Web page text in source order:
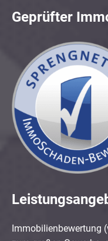
Geprüfter
Immobilienbewertung